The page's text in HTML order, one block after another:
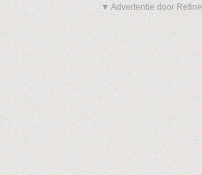
▼ Advertentie door